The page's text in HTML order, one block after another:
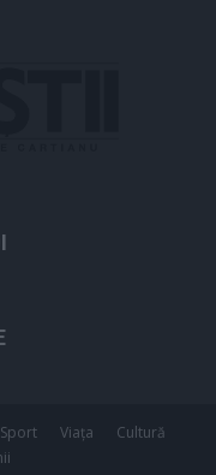
Sport Viața
Cultură